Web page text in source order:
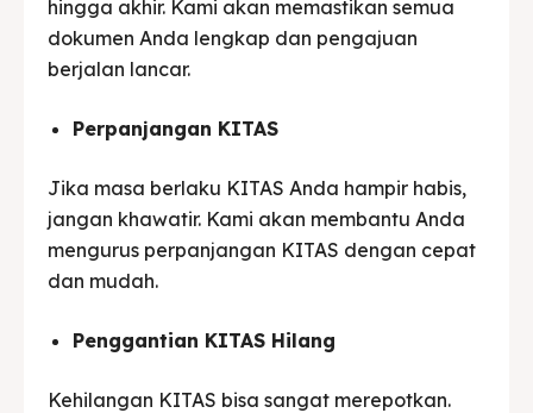
hingga akhir. Kami akan memastikan semua
dokumen Anda lengkap dan pengajuan
berjalan lancar.
Perpanjangan KITAS
Jika masa berlaku KITAS Anda hampir habis,
jangan khawatir. Kami akan membantu Anda
mengurus perpanjangan KITAS dengan cepat
dan mudah.
Penggantian KITAS Hilang
Kehilangan KITAS bisa sangat merepotkan.